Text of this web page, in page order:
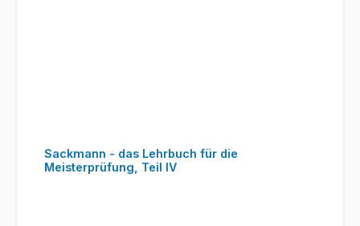
Sackmann - das Lehrbuch für die
Meisterprüfung, Teil IV